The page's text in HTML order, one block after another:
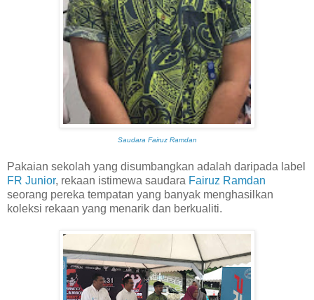
Saudara Fairuz Ramdan
Pakaian sekolah yang disumbangkan adalah daripada label
FR Junior, rekaan istimewa saudara Fairuz Ramdan
seorang pereka tempatan yang banyak menghasilkan
koleksi rekaan yang menarik dan berkualiti.